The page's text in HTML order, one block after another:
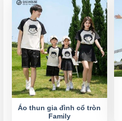
Áo thun gia đình cổ tròn
Family